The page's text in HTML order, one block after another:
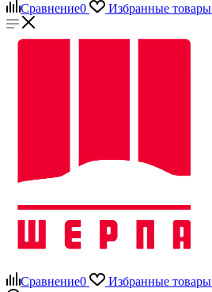
Сравнение0 Избранные товары
Сравнение0 Избранные товары